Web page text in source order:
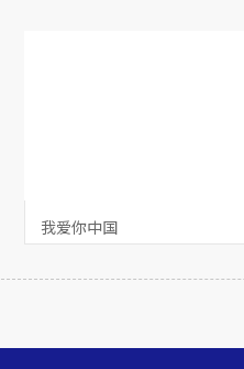
我爱你中国